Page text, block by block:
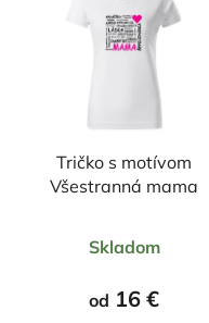
Tričko s motívom
Všestranná mama
hodnotenie
produktu
Skladom
od 16 €